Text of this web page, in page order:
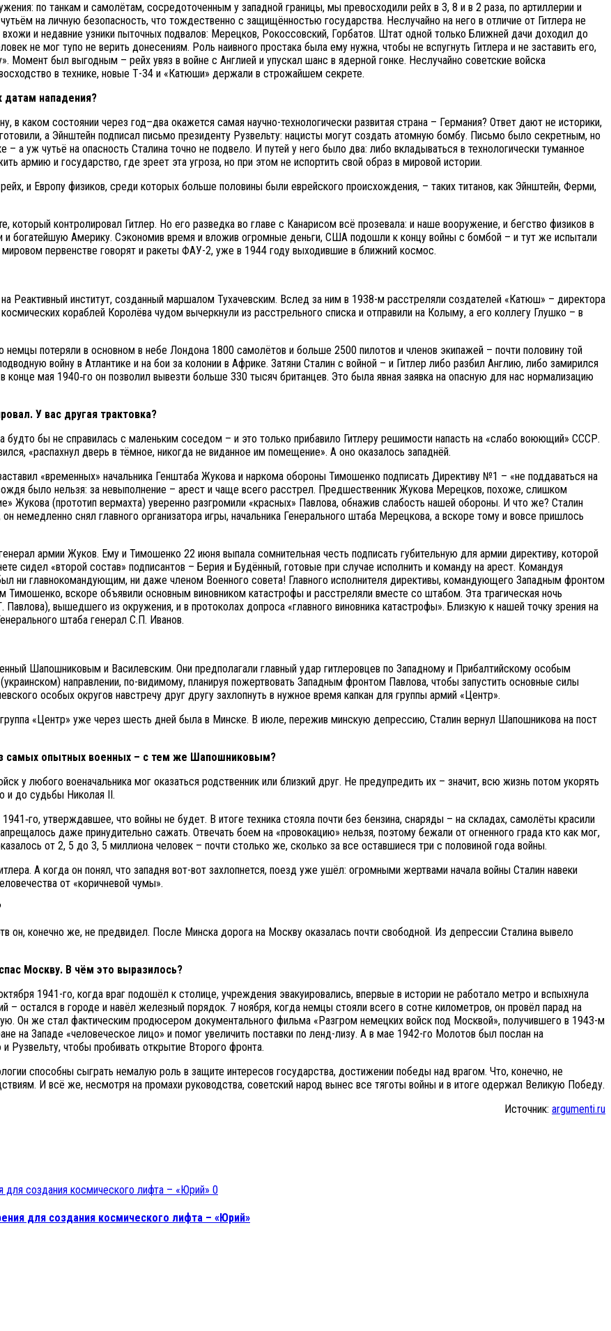
по танкам и самолётам, сосредоточенным у западной границы, мы превосходили рейх в 3, 8 и в 2 раза, по артиллерии и
на личную безопасность, что тождественно с защищённостью государства. Неслучайно на него в отличие от Гитлера не
и недавние узники пыточных подвалов: Мерецков, Рокоссовский, Горбатов. Штат одной только Ближней дачи доходил до
не мог тупо не верить донесениям. Роль наивного простака была ему нужна, чтобы не вспугнуть Гитлера и не заставить его,
Момент был выгодным – рейх увяз в войне с Англией и упускал шанс в ядерной гонке. Неслучайно советские войска
в технике, новые Т-34 и «Катюши» держали в строжайшем секрете.
нападения?
каком состоянии через год–два окажется самая научно-технологически развитая страна – Германия? Ответ дают не историки,
а Эйнштейн подписал письмо президенту Рузвельту: нацисты могут создать атомную бомбу. Письмо было секретным, но
а уж чутьё на опасность Сталина точно не подвело. И путей у него было два: либо вкладываться в технологически туманное
армию и государство, где зреет эта угроза, но при этом не испортить свой образ в мировой истории.
и Европу физиков, среди которых больше половины были еврейского происхождения, – таких титанов, как Эйнштейн, Ферми,
который контролировал Гитлер. Но его разведка во главе с Канарисом всё прозевала: и наше вооружение, и бегство физиков в
и богатейшую Америку. Сэкономив время и вложив огромные деньги, США подошли к концу войны с бомбой – и тут же испытали
первенстве говорят и ракеты ФАУ-2, уже в 1944 году выходившие в ближний космос.
Реактивный институт, созданный маршалом Тухачевским. Вслед за ним в 1938-м расстреляли создателей «Катюш» – директора
кораблей Королёва чудом вычеркнули из расстрельного списка и отправили на Колыму, а его коллегу Глушко – в
немцы потеряли в основном в небе Лондона 1800 самолётов и больше 2500 пилотов и членов экипажей – почти половину той
войну в Атлантике и на бои за колонии в Африке. Затяни Сталин с войной – и Гитлер либо разбил Англию, либо замирился
мая 1940‑го он позволил вывезти больше 330 тысяч британцев. Это была явная заявка на опасную для нас нормализацию
У вас другая трактовка?
будто бы не справилась с маленьким соседом – и это только прибавило Гитлеру решимости напасть на «слабо воюющий» СССР.
«распахнул дверь в тёмное, никогда не виданное им помещение». А оно оказалось западнёй.
«временных» начальника Генштаба Жукова и наркома обороны Тимошенко подписать Директиву №1 – «не поддаваться на
было нельзя: за невыполнение – арест и чаще всего расстрел. Предшественник Жукова Мерецков, похоже, слишком
Жукова (прототип вермахта) уверенно разгромили «красных» Павлова, обнажив слабость нашей обороны. И что же? Сталин
немедленно снял главного организатора игры, начальника Генерального штаба Мерецкова, а вскоре тому и вовсе пришлось
армии Жуков. Ему и Тимошенко 22 июня выпала сомнительная честь подписать губительную для армии директиву, которой
сидел «второй состав» подписантов – Берия и Будённый, готовые при случае исполнить и команду на арест. Командуя
ни главнокомандующим, ни даже членом Военного совета! Главного исполнителя директивы, командующего Западным фронтом
Тимошенко, вскоре объявили основным виновником катастрофы и расстреляли вместе со штабом. Эта трагическая ночь
вышедшего из окружения, и в протоколах допроса «главного виновника катастрофы». Близкую к нашей точку зрения на
штаба генерал С.П. Иванов.
Шапошниковым и Василевским. Они предполагали главный удар гитлеровцев по Западному и Прибалтийскому особым
направлении, по-видимому, планируя пожертвовать Западным фронтом Павлова, чтобы запустить основные силы
особых округов навстречу друг другу захлопнуть в нужное время капкан для группы армий «Центр».
«Центр» уже через шесть дней была в Минске. В июле, пережив минскую депрессию, Сталин вернул Шапошникова на пост
самых опытных военных – с тем же Шапошниковым?
у любого военачальника мог оказаться родственник или близкий друг. Не предупредить их – значит, всю жизнь потом укорять
и до судьбы Николая II.
утверждавшее, что войны не будет. В итоге техника стояла почти без бензина, снаряды – на складах, самолёты красили
даже принудительно сажать. Отвечать боем на «провокацию» нельзя, поэтому бежали от огненного града кто как мог,
от 2, 5 до 3, 5 миллиона человек – почти столько же, сколько за все оставшиеся три с половиной года войны.
А когда он понял, что западня вот-вот захлопнется, поезд уже ушёл: огромными жертвами начала войны Сталин навеки
от «коричневой чумы».
он, конечно же, не предвидел. После Минска дорога на Москву оказалась почти свободной. Из депрессии Сталина вывело
Москву. В чём это выразилось?
1941-го, когда враг подошёл к столице, учреждения эвакуировались, впервые в истории не работало метро и вспыхнула
– остался в городе и навёл железный порядок. 7 ноября, когда немцы стояли всего в сотне километров, он провёл парад на
Он же стал фактическим продюсером документального фильма «Разгром немецких войск под Москвой», получившего в 1943-м
на Западе «человеческое лицо» и помог увеличить поставки по ленд-лизу. А в мае 1942-го Молотов был послан на
чтобы пробивать открытие Второго фронта.
способны сыграть немалую роль в защите интересов государства, достижении победы над врагом. Что, конечно, не
И всё же, несмотря на промахи руководства, советский народ вынес все тяготы войны и в итоге одержал Великую Победу.
Источник: argumenti.ru
0
для создания космического лифта – «Юрий»